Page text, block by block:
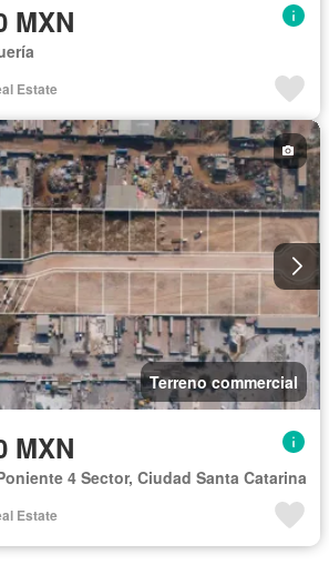
MXN
Estate
Terreno commercial
MXN
4 Sector, Ciudad Santa Catarina
Estate